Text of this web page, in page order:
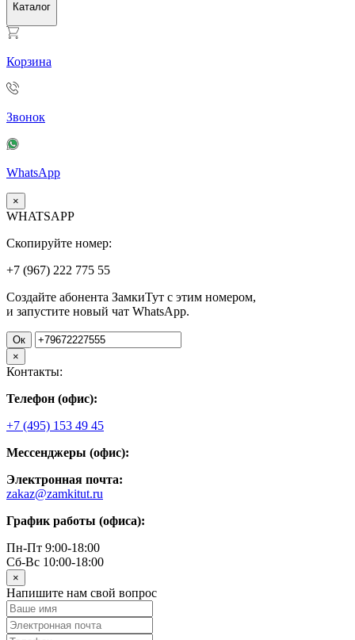
Каталог
Корзина
Звонок
WhatsApp
×
WHATSAPP
Скопируйте номер:
+7 (967) 222 775 55
Создайте абонента ЗамкиТут с этим номером,
и запустите новый чат WhatsApp.
Ок
×
Контакты:
Телефон (офис):
+7 (495) 153 49 45
Мессенджеры (офис):
Электронная почта:
zakaz@zamkitut.ru
График работы (офиса):
Пн-Пт 9:00-18:00
Сб-Вс 10:00-18:00
×
Напишите нам свой вопрос